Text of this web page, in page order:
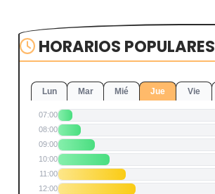
HORARIOS POPULARES
Lun Mar Mié Jue Vie
07:00
08:00
09:00
10:00
11:00
12:00